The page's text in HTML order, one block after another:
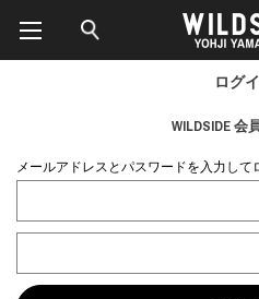
ログ
WILDSIDE 会
メールアドレスとパスワードを入力して